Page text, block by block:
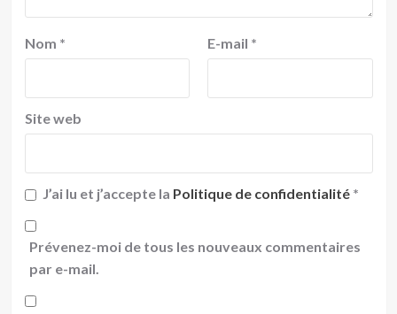
Nom * E-mail *
Site web
J’ai lu et j’accepte la Politique de confidentialité *
Prévenez-moi de tous les nouveaux commentaires
par e-mail.